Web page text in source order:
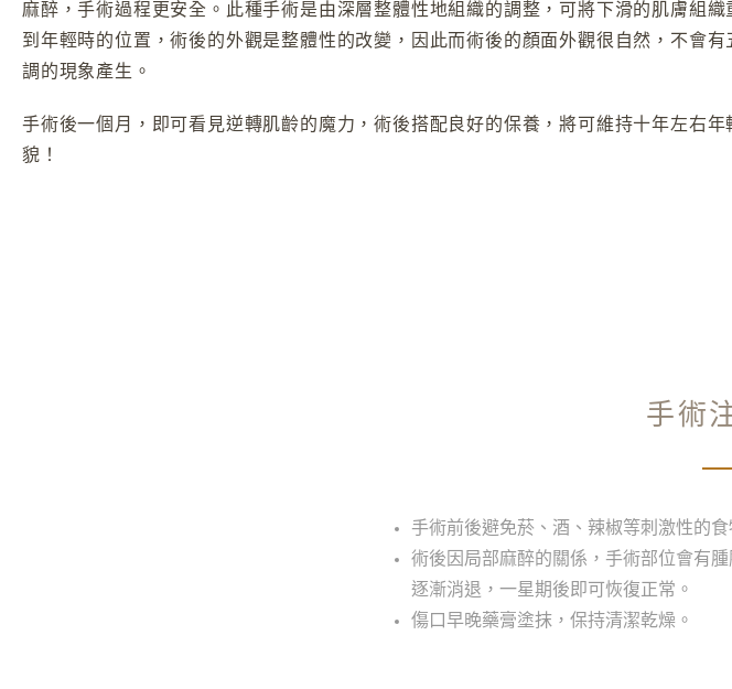
麻醉，手術過程更安全。此種手術是由深層整體性地組織的調整，可將下滑的肌膚組織
到年輕時的位置，術後的外觀是整體性的改變，因此而術後的顏面外觀很自然，不會有
調的現象產生。
手術後一個月，即可看見逆轉肌齡的魔力，術後搭配良好的保養，將可維持十年左右年
貌！
手術
手術前後避免菸、酒、辣椒等刺激性的食
術後因局部麻醉的關係，手術部位會有
逐漸消退，一星期後即可恢復正常。
傷口早晚藥膏塗抹，保持清潔乾燥。